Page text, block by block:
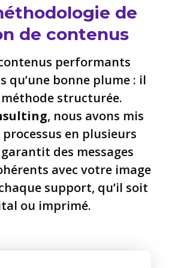
de
de contenus
performants
qu’une bonne plume : il
structurée.
, nous avons mis
en plusieurs
des messages
avec votre image
support, qu’il soit
ou imprimé.